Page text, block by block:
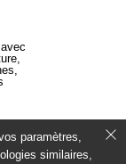
paramètres,
similaires,